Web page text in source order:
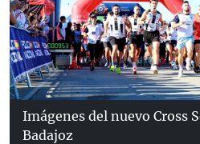
Imágenes del nuevo Cross
Badajoz